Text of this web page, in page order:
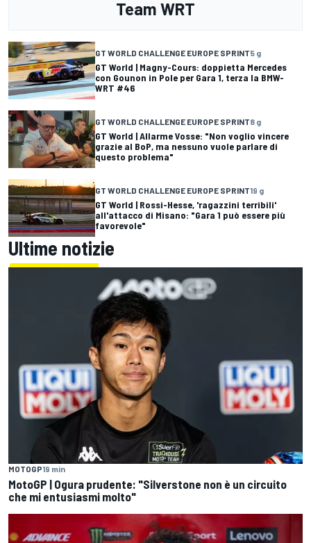
Team WRT
GT WORLD CHALLENGE EUROPE SPRINT5 g
GT World | Magny-Cours: doppietta Mercedes
con Gounon in Pole per Gara 1, terza la BMW-
WRT #46
GT WORLD CHALLENGE EUROPE SPRINT8 g
GT World | Allarme Vosse: "Non voglio vincere
grazie al BoP, ma nessuno vuole parlare di
questo problema"
GT WORLD CHALLENGE EUROPE SPRINT19 g
GT World | Rossi-Hesse, 'ragazzini terribili'
all'attacco di Misano: "Gara 1 può essere più
favorevole"
Ultime notizie
MOTOGP19 min
MotoGP | Ogura prudente: "Silverstone non è un circuito
che mi entusiasmi molto"